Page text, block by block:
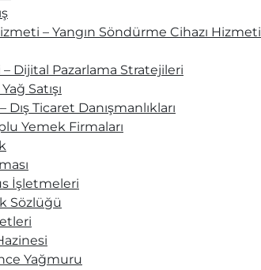
– Yangın Söndürme Cihazı Hizmeti
Dijital Pazarlama Stratejileri
Satışı
Dış Ticaret Danışmanlıkları
Yemek Firmaları
İşletmeleri
Sözlüğü
Yağmuru